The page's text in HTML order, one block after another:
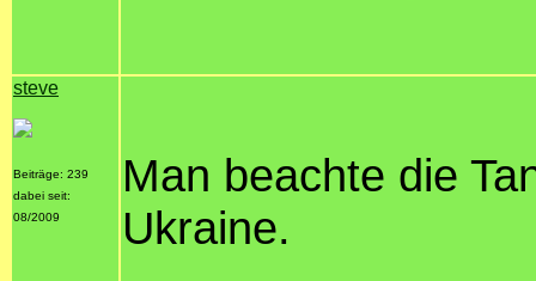
steve
Beiträge: 239
dabei seit:
08/2009
Man beachte die
Ukraine.